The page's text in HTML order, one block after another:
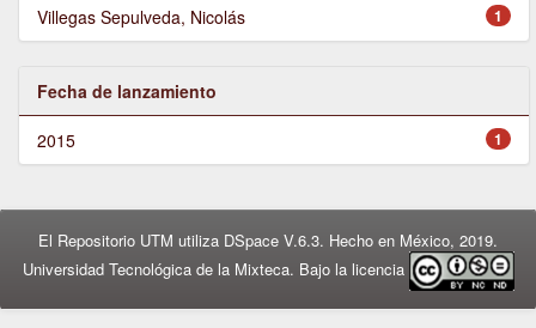
1
Villegas Sepulveda, Nicolás
Fecha de lanzamiento
1
2015
El Repositorio UTM utiliza DSpace V.6.3. Hecho en México, 2019.
Universidad Tecnológica de la Mixteca. Bajo la licencia